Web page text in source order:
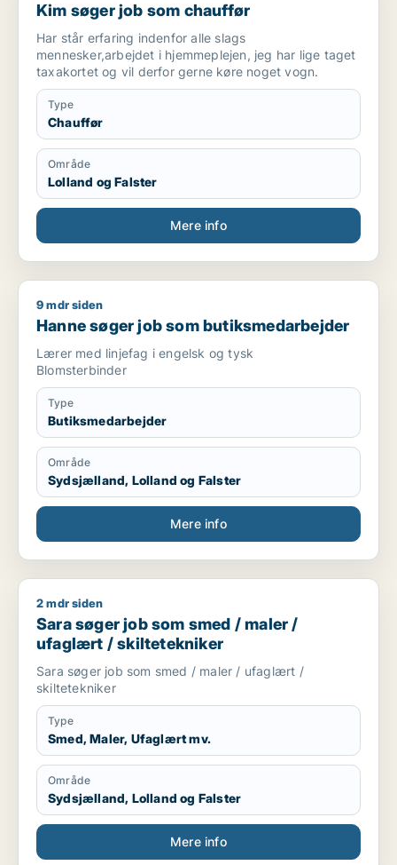
Kim søger job som chauffør
Har står erfaring indenfor alle slags
mennesker,arbejdet i hjemmeplejen, jeg har lige taget
taxakortet og vil derfor gerne køre noget vogn.
Type
Chauffør
Område
Lolland og Falster
Mere info
Hanne søger job som butiksmedarbejder
9 mdr siden
Hanne søger job som butiksmedarbejder
Lærer med linjefag i engelsk og tysk
Blomsterbinder
Type
Butiksmedarbejder
Område
Sydsjælland, Lolland og Falster
Mere info
Sara søger job som smed / maler / ufaglært / skiltetekniker
2 mdr siden
Sara søger job som smed / maler /
ufaglært / skiltetekniker
Sara søger job som smed / maler / ufaglært /
skiltetekniker
Type
Smed, Maler, Ufaglært mv.
Område
Sydsjælland, Lolland og Falster
Mere info